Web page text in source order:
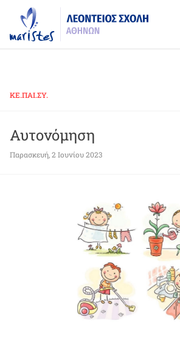
main
content
ΚΕ.ΠΑΙ.ΣΥ.
Αυτονόμηση
Παρασκευή, 2 Ιουνίου 2023